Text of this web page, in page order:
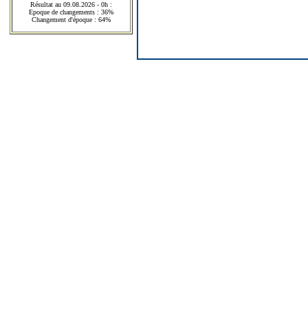
Résultat au 09.08.2026 - 0h :
Epoque de changements : 36%
Changement d'époque : 64%